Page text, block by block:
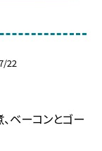
22
ベーコンとゴー